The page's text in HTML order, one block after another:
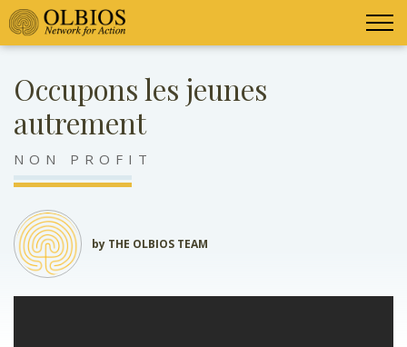
Occupons les jeunes
autrement
NON PROFIT
by THE OLBIOS TEAM